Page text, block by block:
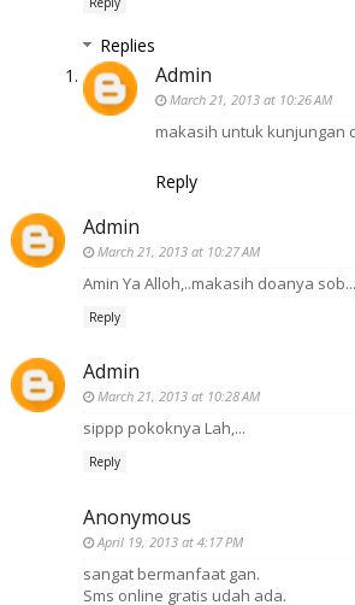
Replies
Admin
March 21, 2013 at 10:26 AM
makasih untuk kunjungan
Reply
Admin
March 21, 2013 at 10:27 AM
Amin Ya Alloh,..makasih doanya
Reply
Admin
March 21, 2013 at 10:28 AM
sippp pokoknya Lah,...
Reply
Anonymous
April 19, 2013 at 4:17 PM
sangat bermanfaat gan.
Sms online gratis udah ada.